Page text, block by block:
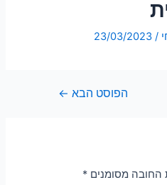
/
23/03/2023
הפוסט הבא ←
החובה מסומנים*